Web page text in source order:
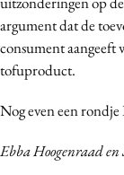
argument dat de
consument aangeeft
tofuproduct.
Nog even een rondje
Ebba Hoogenraad en